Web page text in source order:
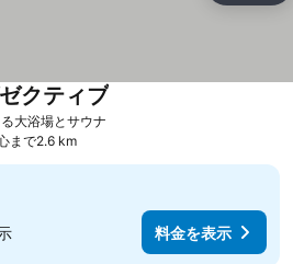
大浴場とサウナ
クティブ
まで2.6 km
料金を表示